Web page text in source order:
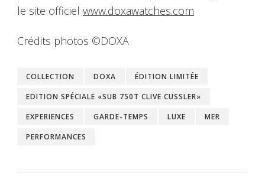
le site officiel www.doxawatches.com
Crédits photos ©DOXA
COLLECTION DOXA
ÉDITION LIMITÉE
EDITION SPÉCIALE «SUB 750T CLIVE CUSSLER»
EXPERIENCES
GARDE-TEMPS LUXE
MER
PERFORMANCES